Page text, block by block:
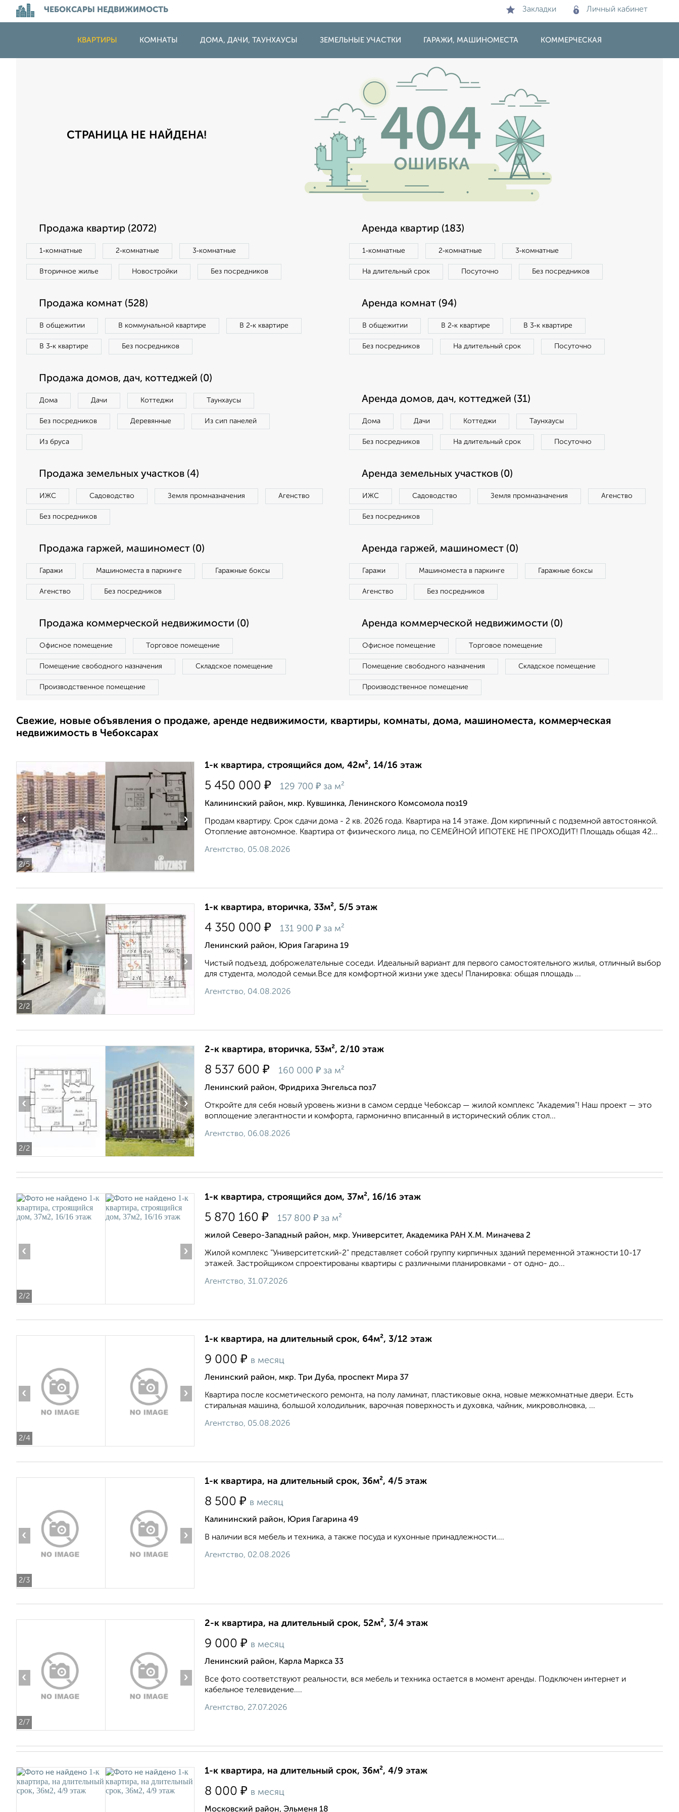
ЧЕБОКСАРЫ НЕДВИЖИМОСТЬ Закладки Личный кабинет
КВАРТИРЫ КОМНАТЫ ДОМА, ДАЧИ, ТАУНХАУСЫ ЗЕМЕЛЬНЫЕ УЧАСТКИ ГАРАЖИ, МАШИНОМЕСТА КОММЕРЧЕСКАЯ
СТРАНИЦА НЕ НАЙДЕНА!
Продажа квартир (2072)
1‑комнатные 2‑комнатные 3‑комнатные
Вторичное жилье Новостройки Без посредников
Аренда квартир (183)
1‑комнатные 2‑комнатные 3‑комнатные
На длительный срок Посуточно Без посредников
Продажа комнат (528)
В общежитии В коммунальной квартире В 2‑к квартире
В 3‑к квартире Без посредников
Аренда комнат (94)
В общежитии В 2‑к квартире В 3‑к квартире
Без посредников На длительный срок Посуточно
Продажа домов, дач, коттеджей (0)
Дома Дачи Коттеджи Таунхаусы
Без посредников Деревянные Из сип панелей
Из бруса
Аренда домов, дач, коттеджей (31)
Дома Дачи Коттеджи Таунхаусы
Без посредников На длительный срок Посуточно
Продажа земельных участков (4)
ИЖС Садоводство Земля промназначения Агенство
Без посредников
Аренда земельных участков (0)
ИЖС Садоводство Земля промназначения Агенство
Без посредников
Продажа гаржей, машиномест (0)
Гаражи Машиноместа в паркинге Гаражные боксы
Агенство Без посредников
Аренда гаржей, машиномест (0)
Гаражи Машиноместа в паркинге Гаражные боксы
Агенство Без посредников
Продажа коммерческой недвижимости (0)
Офисное помещение Торговое помещение
Помещение свободного назначения Складское помещение
Производственное помещение
Аренда коммерческой недвижимости (0)
Офисное помещение Торговое помещение
Помещение свободного назначения Складское помещение
Производственное помещение
Свежие, новые объявления о продаже, аренде недвижимости, квартиры, комнаты, дома, машиноместа, коммерческая
недвижимость в Чебоксарах
2/5
‹ ›
1-к квартира, строящийся дом, 42м², 14/16 этаж
5 450 000 ₽ 129 700 ₽ за м²
Калининский район, мкр. Кувшинка, Ленинского Комсомола поз19
Продам квартиру. Срок сдачи дома - 2 кв. 2026 года. Квартира на 14 этаже. Дом кирпичный с подземной автостоянкой.
Отопление автономное. Квартира от физического лица, по СЕМЕЙНОЙ ИПОТЕКЕ НЕ ПРОХОДИТ! Площадь общая 42...
Агентство, 05.08.2026
2/2
‹ ›
1-к квартира, вторичка, 33м², 5/5 этаж
4 350 000 ₽ 131 900 ₽ за м²
Ленинский район, Юрия Гагарина 19
Чистый подъезд, доброжелательные соседи. Идеальный вариант для первого самостоятельного жилья, отличный выбор
для студента, молодой семьи.Все для комфортной жизни уже здесь! Планировка: общая площадь ...
Агентство, 04.08.2026
2/2
‹ ›
2-к квартира, вторичка, 53м², 2/10 этаж
8 537 600 ₽ 160 000 ₽ за м²
Ленинский район, Фридриха Энгельса поз7
Откройте для себя новый уровень жизни в самом сердце Чебоксар — жилой комплекс "Академия"! Наш проект — это
воплощение элегантности и комфорта, гармонично вписанный в исторический облик стол...
Агентство, 06.08.2026
2/2
‹ ›
1-к квартира, строящийся дом, 37м², 16/16 этаж
5 870 160 ₽ 157 800 ₽ за м²
жилой Северо-Западный район, мкр. Университет, Академика РАН Х.М. Миначева 2
Жилой комплекс "Университетский-2" представляет собой группу кирпичных зданий переменной этажности 10-17
этажей. Застройщиком спроектированы квартиры с различными планировками - от одно- до...
Агентство, 31.07.2026
2/4
‹ ›
1-к квартира, на длительный срок, 64м², 3/12 этаж
9 000 ₽ в месяц
Ленинский район, мкр. Три Дуба, проспект Мира 37
Квартира после косметического ремонта, на полу ламинат, пластиковые окна, новые межкомнатные двери. Есть
стиральная машина, большой холодильник, варочная поверхность и духовка, чайник, микроволновка, ...
Агентство, 05.08.2026
2/3
‹ ›
1-к квартира, на длительный срок, 36м², 4/5 этаж
8 500 ₽ в месяц
Калининский район, Юрия Гагарина 49
В наличии вся мебель и техника, а также посуда и кухонные принадлежности....
Агентство, 02.08.2026
2/7
‹ ›
2-к квартира, на длительный срок, 52м², 3/4 этаж
9 000 ₽ в месяц
Ленинский район, Карла Маркса 33
Все фото соответствуют реальности, вся мебель и техника остается в момент аренды. Подключен интернет и
кабельное телевидение....
Агентство, 27.07.2026
1-к квартира, на длительный срок, 36м², 4/9 этаж
8 000 ₽ в месяц
Московский район, Эльменя 18